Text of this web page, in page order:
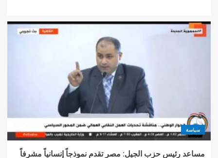
سياسة
مساعد رئيس حزب الجيل: مصر تقدم نموذجاً إنسانياً مشرفاً